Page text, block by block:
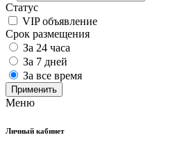
Статус
VIP объявление
Срок размещения
За 24 часа
За 7 дней
За все время
Применить
Меню
Личный кабинет